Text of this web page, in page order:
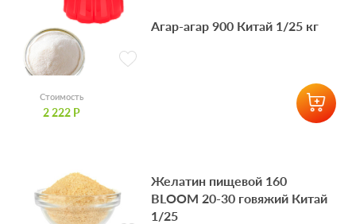
Агар-агар 900 Китай 1/25 кг
Стоимость
2 222 Р
Желатин пищевой 160
BLOOM 20-30 говяжий Китай
1/25